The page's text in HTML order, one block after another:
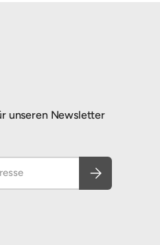
unseren Newsletter
Abonnieren